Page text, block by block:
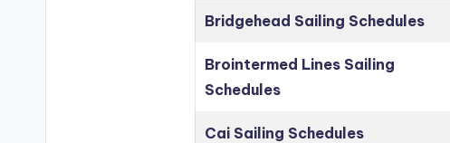
Bridgehead Sailing Schedules
Brointermed Lines Sailing
Schedules
Cai Sailing Schedules